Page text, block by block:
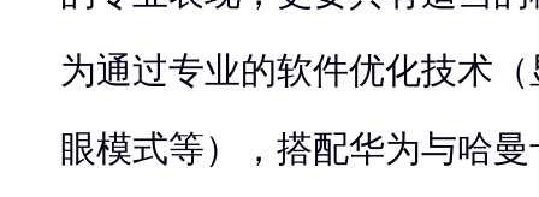
为通过专业的软件优化技术
眼模式等），搭配华为与哈